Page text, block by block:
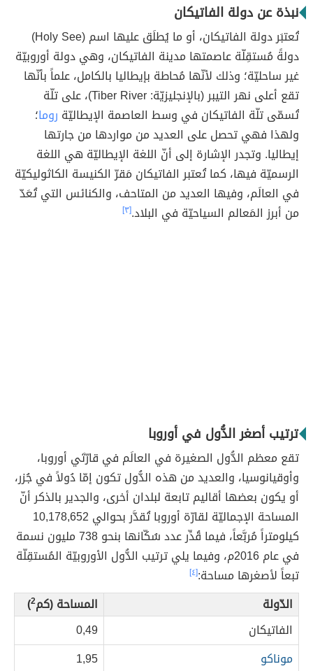
نبذة عن دولة الفاتيكان
تُعتبَر دولة الفاتيكان، أو ما يُطلَق عليها اسم (Holy See)
دولةً مُستقِلّة عاصمتها مدينة الفاتيكان، وهي دولة أوروبيّة
غير ساحليّة؛ وذلك لأنّها مُحاطة بإيطاليا بالكامل، علماً بأنّها
تقع أعلى نهر التيبر (بالإنجليزيّة: Tiber River)، على تلّة
تُسمّى تلّة الفاتيكان في وسط العاصمة الإيطاليّة روما؛
ولهذا فهي تحصل على العديد من مواردها من جارتها
إيطاليا. وتجدر الإشارة إلى أنّ اللغة الإيطاليّة هي اللغة
الرسميّة فيها، كما تُعتبر الفاتيكان مَقرّ الكنيسة الكاثوليكيّة
في العالَم، وفيها العديد من المتاحف، والكنائس التي تُعَدّ
من أبرز المَعالم السياحيّة في البلاد.[٣]
ترتيب أصغر الدُّول في أوروبا
تقع معظم الدُّول الصغيرة في العالَم في قارّتَي أوروبا،
وأوقيانوسيا، والعديد من هذه الدُّول تكون إمّا دُولاً في جُزر،
أو يكون بعضها أقاليم تابعة لبلدان أخرى، والجدير بالذكر أنّ
المساحة الإجماليّة لقارّة أوروبا تُقدَّر بحوالي 10,178,652
كيلومتراً مُربَّعاً، فيما قُدِّر عدد سُكّانها بنحو 738 مليون نسمة
في عام 2016م، وفيما يلي ترتيب الدُّول الأوروبيّة المُستقِلّة
تبعاً لأصغرها مساحة:[٤]
الدّولة المساحة (كم2
)
الفاتيكان
0,49
موناكو
1,95